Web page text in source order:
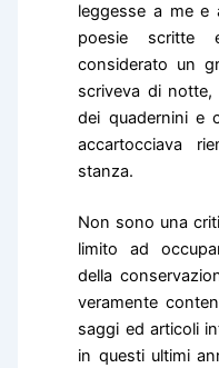
leggesse a me e
poesie scritte
considerato un
scriveva di notte,
dei quadernini e
accartocciava
stanza.
Non sono una
limito ad
della
veramente
saggi ed articoli
in questi ultimi